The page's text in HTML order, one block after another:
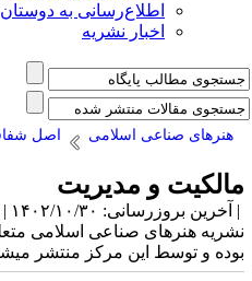
اطلاع‌رسانی به دوستان
اخبار نشریه
صناعی اسلامی اصل شفافیت
و مدیریت
۱۴۰۲/۱۰/۳۰ |
صناعی اسلامی متعلق به
این مرکز منتشر میشود.